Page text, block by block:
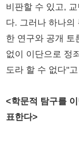
비판할 수 있고,
다. 그러나 하나의
한 연구와 공개 토
없이 이단으로 정
도라 할 수 없다"
<학문적 탐구를
표한다>